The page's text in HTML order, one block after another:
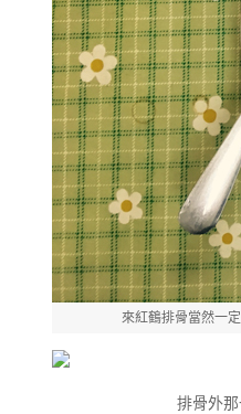
來紅鶴排骨當然一
排骨外